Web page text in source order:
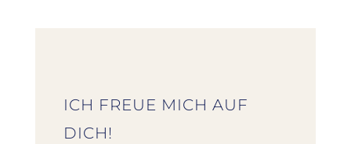
ICH FREUE MICH AUF
DICH!